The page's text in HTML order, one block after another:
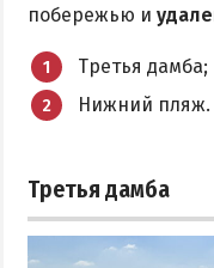
побережью и
Третья дамба;
Нижний пляж.
Третья дамба